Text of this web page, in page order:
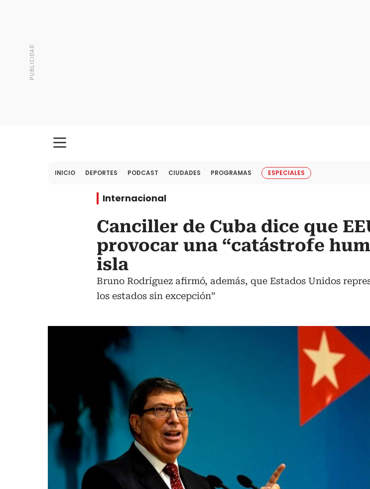
INICIO DEPORTES PODCAST CIUDADES PROGRAMAS ESPECIALES
Internacional
Canciller de Cuba dice que
provocar una “catástrofe
isla
Bruno Rodríguez afirmó, además, que Estados Unidos
los estados sin excepción”